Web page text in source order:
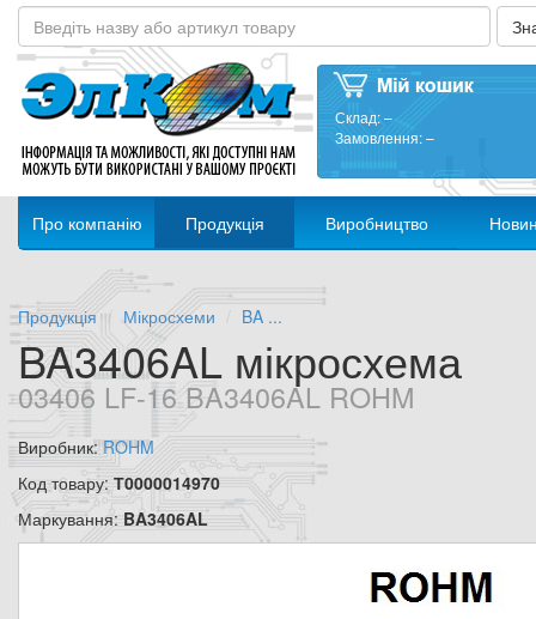
Склад:–
Замовлення:–
Про компанію Продукція Виробництво
Продукція Мікросхеми BA ...
BA3406AL мікросхема
03406 LF-16 BA3406AL ROHM
Виробник:ROHM
Код товару: Т0000014970
Маркування: BA3406AL